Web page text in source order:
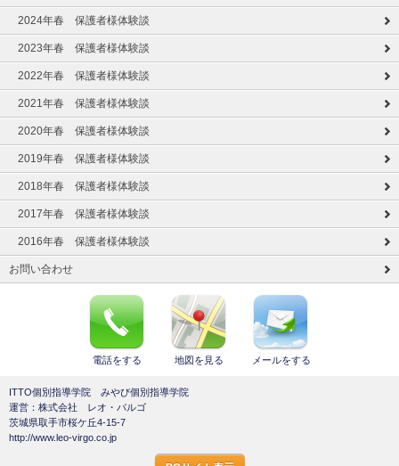
2024年春 保護者様体験談
2023年春 保護者様体験談
2022年春 保護者様体験談
2021年春 保護者様体験談
2020年春 保護者様体験談
2019年春 保護者様体験談
2018年春 保護者様体験談
2017年春 保護者様体験談
2016年春 保護者様体験談
お問い合わせ
電話をする 地図を見る メールをする
ITTO個別指導学院 みやび個別指導学院
運営：株式会社 レオ・バルゴ
茨城県取手市桜ケ丘4-15-7
http://www.leo-virgo.co.jp